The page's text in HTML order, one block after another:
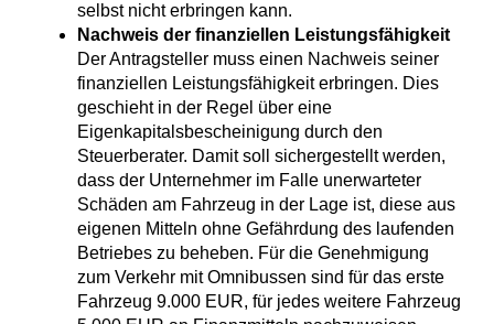
selbst nicht erbringen kann.
Nachweis der finanziellen Leistungsfähigkeit
Der Antragsteller muss einen Nachweis seiner
finanziellen Leistungsfähigkeit erbringen. Dies
geschieht in der Regel über eine
Eigenkapitalsbescheinigung durch den
Steuerberater. Damit soll sichergestellt werden,
dass der Unternehmer im Falle unerwarteter
Schäden am Fahrzeug in der Lage ist, diese aus
eigenen Mitteln ohne Gefährdung des laufenden
Betriebes zu beheben. Für die Genehmigung
zum Verkehr mit Omnibussen sind für das erste
Fahrzeug 9.000 EUR, für jedes weitere Fahrzeug